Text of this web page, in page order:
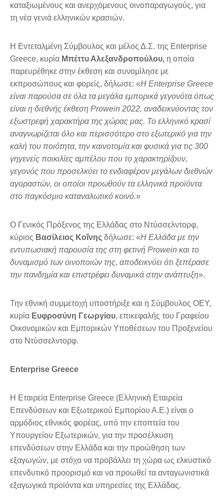
καταξιωμένους και ανερχόμενους οινοπαραγωγούς, για
τη νέα γενιά ελληνικών κρασιών.
Η Εντεταλμένη Σύμβουλος και μέλος Δ.Σ. της Enterprise
Greece, κυρία Μπέττυ Αλεξανδροπούλου, η οποία
παρευρέθηκε στην έκθεση και συνομίλησε με
εκπροσώπους και φορείς, δήλωσε: «Η Enterprise Greece
είναι παρούσα σε όλα τα μεγάλα εμπορικά γεγονότα όπως
είναι η διεθνής έκθεση Prowein 2022, αναδεικνύοντας τον
εξωστρεφή χαρακτήρα της χώρας μας. Το ελληνικό κρασί
αναγνωρίζεται όλο και περισσότερο στο εξωτερικό για την
καλή του ποιότητα, την καινοτομία και φυσικά για τις 300
γηγενείς ποικιλίες αμπέλου που το χαρακτηρίζουν,
γεγονός που προσελκύει το ενδιαφέρον μεγάλων διεθνών
αγοραστών, οι οποίοι προωθούν τα ελληνικά προϊόντα
στο παγκόσμιο καταναλωτικό κοινό.»
Ο Γενικός Πρόξενος της Ελλάδας στο Ντύσσελντορφ,
κύριος Βασίλειος Κοΐνης δήλωσε: «Η Ελλάδα με την
εντυπωσιακή παρουσία της στη φετινή Prowein και το
δυναμισμό των οινοποιών της, αποδεικνύει ότι ξεπέρασε
την πανδημία και επιστρέφει δυναμικά στην ανάπτυξη».
Την εθνική συμμετοχή υποστήριξε και η Σύμβουλος ΟΕΥ,
κυρία Ευφροσύνη Γεωργίου, επικεφαλής του Γραφείου
Οικονομικών και Εμπορικών Υποθέσεων του Προξενείου
στο Ντύσσελντορφ.
Enterprise Greece
Η Εταιρεία Enterprise Greece (Ελληνική Εταιρεία
Επενδύσεων και Εξωτερικού Εμπορίου Α.Ε.) είναι ο
αρμόδιος εθνικός φορέας, υπό την εποπτεία του
Υπουργείου Εξωτερικών, για την προσέλκυση
επενδύσεων στην Ελλάδα και την προώθηση των
εξαγωγών, με στόχο να προβάλλει τη χώρα ως ελκυστικό
επενδυτικό προορισμό και να προωθεί τα ανταγωνιστικά
εξαγωγικά προϊόντα και υπηρεσίες της Ελλάδας.